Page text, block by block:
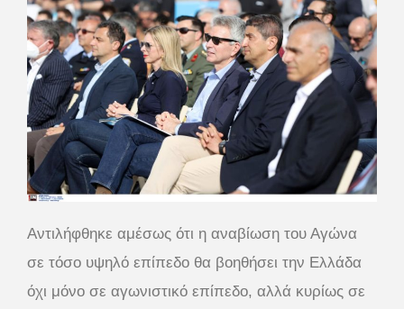
Αντιλήφθηκε αμέσως ότι η αναβίωση του Αγώνα
σε τόσο υψηλό επίπεδο θα βοηθήσει την Ελλάδα
όχι μόνο σε αγωνιστικό επίπεδο, αλλά κυρίως σε